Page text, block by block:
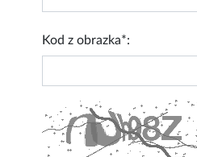
Kod z obrazka*: